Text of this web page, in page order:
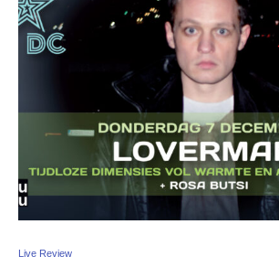
Live Review